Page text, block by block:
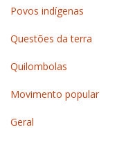
Povos indígenas
Questões da terra
Quilombolas
Movimento popular
Geral